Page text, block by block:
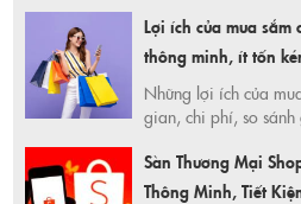
Lợi ích của mua
thông minh, ít tốn
Những lợi ích của
gian, chi phí, so
thông minh cho
Sàn Thương Mại
Thông Minh, Tiết